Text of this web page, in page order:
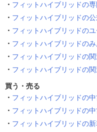
フィットハイブリッドの
フィットハイブリッドの
フィットハイブリッドの
フィットハイブリッドの
フィットハイブリッドの
フィットハイブリッドの
買う・売る
フィットハイブリッドの
フィットハイブリッドの
フィットハイブリッドの